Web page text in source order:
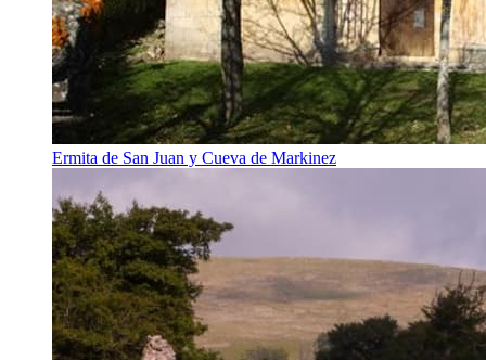
Ermita de San Juan y Cueva de Markinez